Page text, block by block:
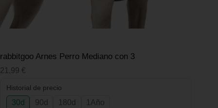
rabbitgoo Arnes Perro Mediano con 3
21,99 €
Historial de precio
30d 90d 180d 1Año